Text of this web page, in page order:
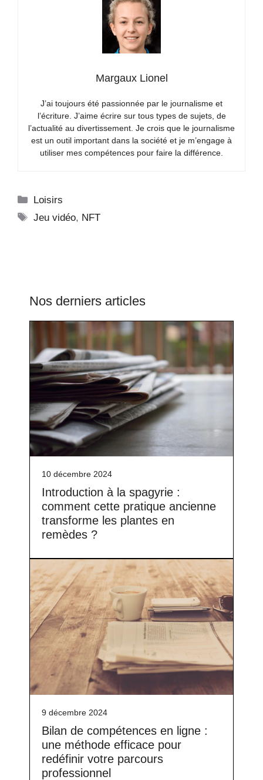
Margaux Lionel
J’ai toujours été passionnée par le journalisme et
l’écriture. J’aime écrire sur tous types de sujets, de
l’actualité au divertissement. Je crois que le journalisme
est un outil important dans la société et je m’engage à
utiliser mes compétences pour faire la différence.
Catégories
Loisirs
Étiquettes
Jeu vidéo, NFT
Nos derniers articles
10 décembre 2024
Introduction à la spagyrie :
comment cette pratique ancienne
transforme les plantes en
remèdes ?
9 décembre 2024
Bilan de compétences en ligne :
une méthode efficace pour
redéfinir votre parcours
professionnel